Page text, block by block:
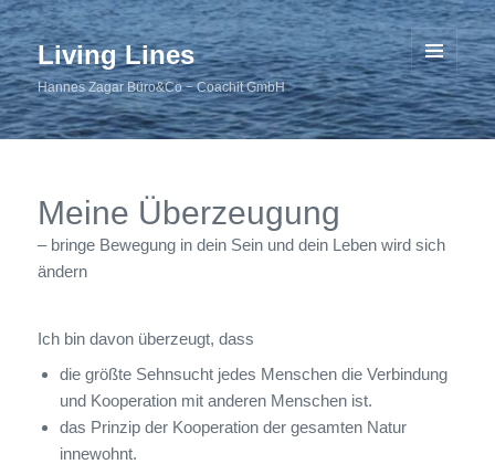
Living Lines
Hannes Zagar Büro&Co − Coachit GmbH
MENU
AND
WIDGETS
Meine Überzeugung
– bringe Bewegung in dein Sein und dein Leben wird sich
ändern
Ich bin davon überzeugt, dass
die größte Sehnsucht jedes Menschen die Verbindung
und Kooperation mit anderen Menschen ist.
das Prinzip der Kooperation der gesamten Natur
innewohnt.